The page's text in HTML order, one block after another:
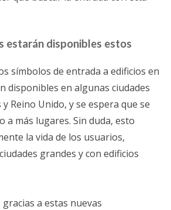
estarán disponibles estos
símbolos de entrada a edificios en
disponibles en algunas ciudades
Reino Unido, y se espera que se
a más lugares. Sin duda, esto
la vida de los usuarios,
grandes y con edificios
a estas nuevas